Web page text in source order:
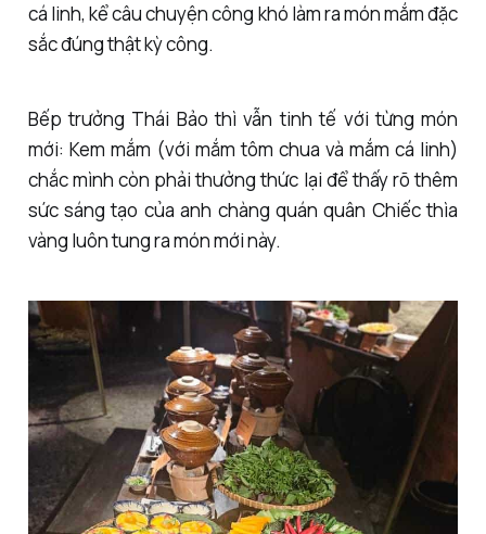
cá linh, kể câu chuyện công khó làm ra món mắm đặc
sắc đúng thật kỳ công.
Bếp trưởng Thái Bảo thì vẫn tinh tế với từng món
mới: Kem mắm (với mắm tôm chua và mắm cá linh)
chắc mình còn phải thưởng thức lại để thấy rõ thêm
sức sáng tạo của anh chàng quán quân Chiếc thìa
vàng luôn tung ra món mới này.